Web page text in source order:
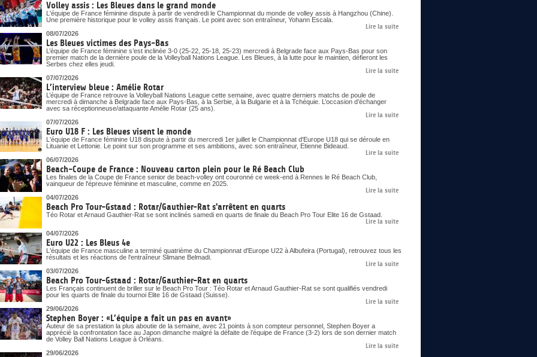
Volley assis : Les Bleues dans le grand monde
L'équipe de France féminine dispute à partir de vendredi le Championnat du monde de volley assis à Hangzhou (Chine).
Une première historique pour le volley assis français. Le point avec son entraîneur, Yohann Escala.
Lire la suite
08/07/2026
Les Bleues victimes des Pays-Bas
L’équipe de France féminine s’est inclinée 3-0 (25-22, 25-18, 25-23) mercredi à Belgrade face aux Pays-Bas pour son
premier match de la dernière poule de la Volleyball Nations League. Les Bleues, à la lutte pour le maintien, défieront les
Serbes chez elles jeudi.
Lire la suite
07/07/2026
L’interview bleue : Amélie Rotar
L’équipe de France retrouve la Volleyball Nations League cette semaine, avec quatre derniers matchs de poule de
mercredi à dimanche à Belgrade face aux Pays-Bas, à la Serbie, à la Bulgarie et à la Tchéquie. L’occasion d’échanger
avec sa réceptionneuse/attaquante Amélie Rotar (25 ans).
Lire la suite
07/07/2026
Euro U18 F : Les Bleues visent le monde
L'équipe de France féminine U18 dispute à partir du mercredi 1er juillet le Championnat d'Europe U18 qui se déroule en
Lituanie et Lettonie. Le point sur son programme et ses ambitions, avec son entraîneur, Etienne Bideaud.
Lire la suite
06/07/2026
Beach-Coupe de France : Nouveau carton plein pour le Ré Beach Club
Les finales de la Coupe de France senior de beach-volley ont couronné ce week-end à Rennes le Ré Beach Club,
vainqueur de l'épreuve féminine et masculine, comme en 2025.
Lire la suite
04/07/2026
Beach Pro Tour-Gstaad : Rotar/Gauthier-Rat s'arrêtent en quarts
Téo Rotar et Arnaud Gauthier-Rat se sont inclinés samedi en quarts de finale du Beach Pro Tour Elite 16 de Gstaad.
Lire la suite
04/07/2026
Euro U22 : Les Bleus 4e
L'équipe de France masculine a terminé quatrième du Championnat d'Europe U22 à Albufeira (Portugal), retrouvez tous les
résultats et les réactions de l'entraîneur Slimane Belmadi.
Lire la suite
03/07/2026
Beach Pro Tour-Gstaad : Rotar/Gauthier-Rat en quarts
Les Français continuent de briller sur le Beach Pro Tour : Téo Rotar et Arnaud Gauthier-Rat se sont qualifiés vendredi
pour les quarts de finale du tournoi Elite 16 de Gstaad (Suisse).
Lire la suite
29/06/2026
Stephen Boyer : «L’équipe a fait un pas en avant»
Auteur de sa prestation la plus aboutie de la semaine, avec 21 points à son compteur personnel, Stephen Boyer a
apprécié la confrontation face au Japon dimanche malgré la défaite de l’équipe de France (3-2) lors de son dernier match
de Volley Ball Nations League à Orléans.
Lire la suite
29/06/2026